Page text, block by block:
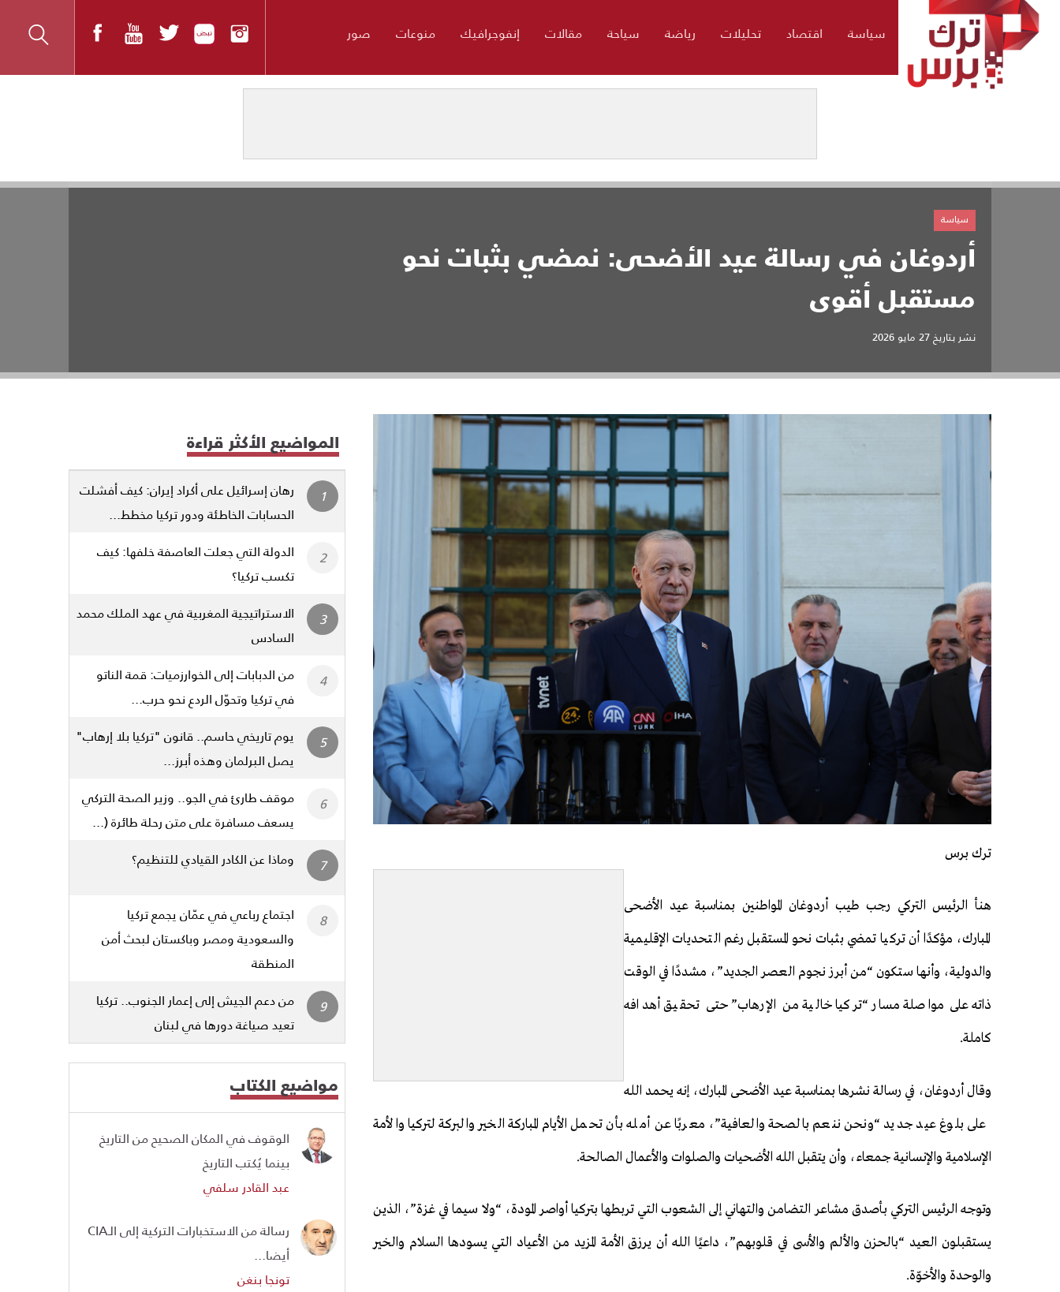
سياسة اقتصاد تحليلات رياضة سياحة مقالات إنفوجرافيك منوعات صور
أردوغان في رسالة عيد الأضحى: نمضي بثبات نحو
مستقبل أقوى
نشر بتاريخ27 مايو 2026
سياسة
ترك برس
هنأ الرئيس التركي رجب طيب أردوغان المواطنين بمناسبة عيد الأضحى
المبارك، مؤكدًا أن تركيا تمضي بثبات نحو المستقبل رغم التحديات الإقليمية
والدولية، وأنها ستكون “من أبرز نجوم العصر الجديد”، مشددًا في الوقت
ذاته على مواصلة مسار “تركيا خالية من الإرهاب” حتى تحقيق أهدافه
كاملة.
وقال أردوغان، في رسالة نشرها بمناسبة عيد الأضحى المبارك، إنه يحمد الله
على بلوغ عيد جديد “ونحن ننعم بالصحة والعافية”، معربًا عن أمله بأن تحمل الأيام المباركة الخير والبركة لتركيا والأمة
الإسلامية والإنسانية جمعاء، وأن يتقبل الله الأضحيات والصلوات والأعمال الصالحة.
وتوجه الرئيس التركي بأصدق مشاعر التضامن والتهاني إلى الشعوب التي تربطها بتركيا أواصر المودة، “ولا سيما في غزة”، الذين
يستقبلون العيد “بالحزن والألم والأسى في قلوبهم”، داعيًا الله أن يرزق الأمة المزيد من الأعياد التي يسودها السلام والخير
والوحدة والأخوّة.
المواضيع الأكثر قراءة
رهان إسرائيل على أكراد إيران: كيف أفشلت
الحسابات الخاطئة ودور تركيا مخطط...
الدولة التي جعلت العاصفة خلفها: كيف
تكسب تركيا؟
الاستراتيجية المغربية في عهد الملك محمد
السادس
من الدبابات إلى الخوارزميات: قمة الناتو
في تركيا وتحوّل الردع نحو حرب...
يوم تاريخي حاسم.. قانون "تركيا بلا إرهاب"
يصل البرلمان وهذه أبرز...
موقف طارئ في الجو.. وزير الصحة التركي
يسعف مسافرة على متن رحلة طائرة (...
وماذا عن الكادر القيادي للتنظيم؟
اجتماع رباعي في عمّان يجمع تركيا
والسعودية ومصر وباكستان لبحث أمن
المنطقة
من دعم الجيش إلى إعمار الجنوب.. تركيا
تعيد صياغة دورها في لبنان
مواضيع الكتاب
الوقوف في المكان الصحيح من التاريخ
بينما يُكتب التاريخ
عبد القادر سلفي
رسالة من الاستخبارات التركية إلى الـCIA
أيضا...
تونجا بنغن